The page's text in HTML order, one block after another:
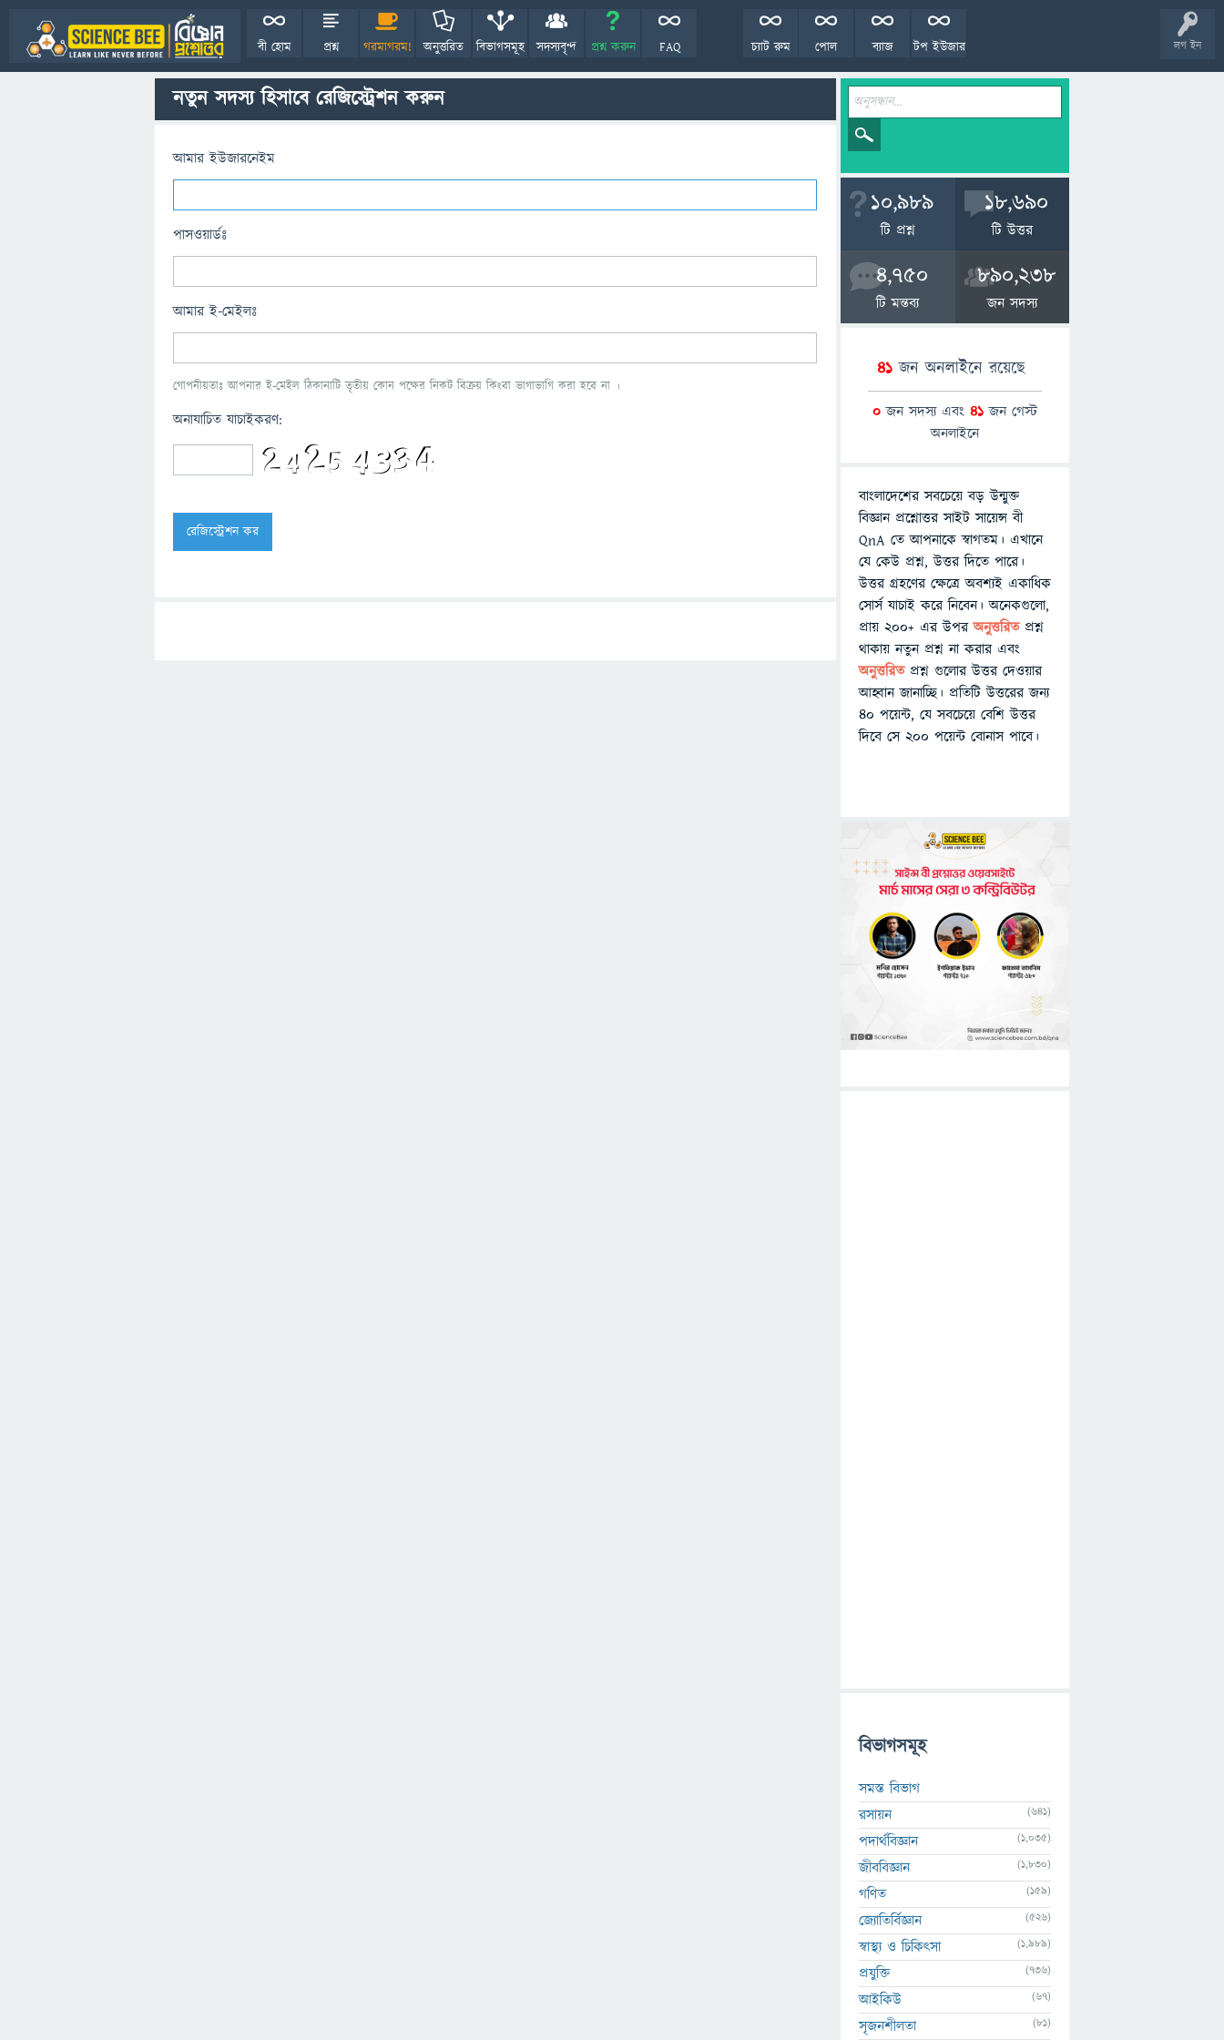
লগ ইন
বী হোম প্রশ্ন গরমাগরম! অনুত্তরিত বিভাগসমূহ সদস্যবৃন্দ প্রশ্ন করুন FAQ টপ ইউজার
ব্যাজ
পোল
চ্যাট রুম
নতুন সদস্য হিসাবে রেজিস্ট্রেশন করুন
আমার ইউজারনেইম
পাসওয়ার্ডঃ
আমার ই-মেইলঃ
গোপনীয়তাঃ আপনার ই-মেইল ঠিকানাটি তৃতীয় কোন পক্ষের নিকট বিক্রয় কিংবা ভাগাভাগি করা হবে না ।
অনাযাচিত যাচাইকরণ:
10,989
টি প্রশ্ন
18,690
টি উত্তর
4,750
টি মন্তব্য
890,238
জন সদস্য
41 জন অনলাইনে রয়েছে
0 জন সদস্য এবং 41 জন গেস্ট
অনলাইনে
বাংলাদেশের সবচেয়ে বড় উন্মুক্ত
বিজ্ঞান প্রশ্নোত্তর সাইট সায়েন্স বী
QnA তে আপনাকে স্বাগতম। এখানে
যে কেউ প্রশ্ন, উত্তর দিতে পারে।
উত্তর গ্রহণের ক্ষেত্রে অবশ্যই একাধিক
সোর্স যাচাই করে নিবেন। অনেকগুলো,
প্রায় ২০০+ এর উপরঅনুত্তরিতপ্রশ্ন
থাকায় নতুন প্রশ্ন না করার এবং
অনুত্তরিত প্রশ্ন গুলোর উত্তর দেওয়ার
আহ্বান জানাচ্ছি। প্রতিটি উত্তরের জন্য
৪০ পয়েন্ট, যে সবচেয়ে বেশি উত্তর
দিবে সে ২০০ পয়েন্ট বোনাস পাবে।
বিভাগসমূহ
সমস্ত বিভাগ
রসায়ন
(641)
পদার্থবিজ্ঞান (1,035)
জীববিজ্ঞান (1,830)
গণিত (159)
জ্যোতির্বিজ্ঞান (526)
স্বাস্থ্য ও চিকিৎসা (1,989)
প্রযুক্তি (736)
আইকিউ (67)
সৃজনশীলতা (81)